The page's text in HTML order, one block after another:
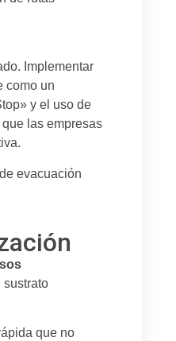
Implementar
como un
y el uso de
las empresas
evacuación
sustrato
que no